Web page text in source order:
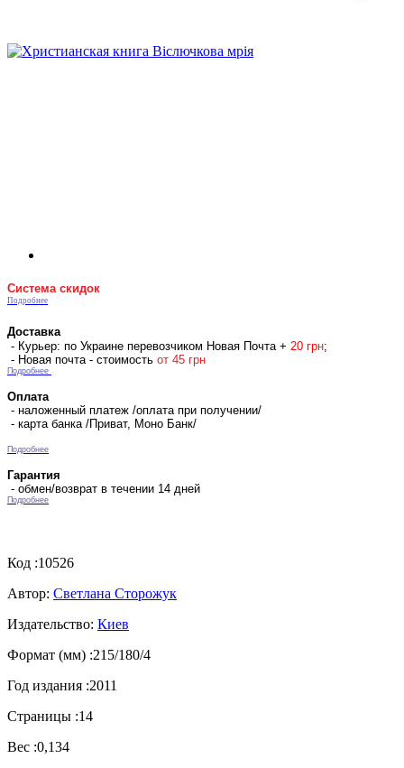
Система скидок
Подробнее
Доставка
- Курьер: по Украине перевозчиком Новая Почта + 20 грн;
- Новая почта - стоимость от 45 грн
Подробнее
Оплата
- наложенный платеж /оплата при получении/
- карта банка /Приват, Моно Банк/
Подробнее
Гарантия
- обмен/возврат в течении 14 дней
Подробнее
Код :10526
Автор: Светлана Сторожук
Издательство: Киев
Формат (мм) :215/180/4
Год издания :2011
Страницы :14
Вес :0,134